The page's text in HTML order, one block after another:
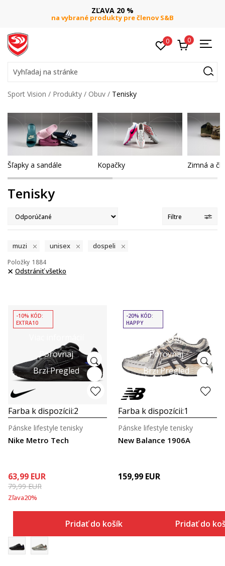
DOPRAVA ZADARMO
pri objednaní nad 80 €(neplatí pre Click&Collect)
0 0
Vyhľadaj na stránke
Sport Vision Produkty Obuv Tenisky
Šľapky a sandále Kopačky Zimná a
Tenisky
Filtre
muzi unisex dospeli
1884
Položky
Odstrániť všetko
Porovnaj
Brzi Pregled
-10% KÓD:
EXTRA10
Farba k dispozícii:2
Nike Metro Tech
Pánske lifestyle tenisky
63,99 EUR
79,99EUR
Zľava20%
Pridať do košíka
Viac informácií
Porovnaj
Brzi Pregled
-20% KÓD:
HAPPY
Farba k dispozícii:1
New Balance 1906A
Pánske lifestyle tenisky
159,99 EUR
Pridať do